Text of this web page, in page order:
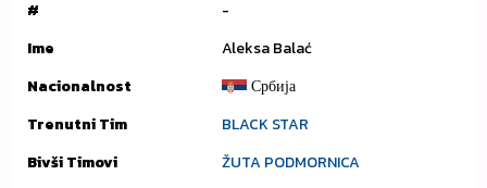
#
-
Ime
Aleksa Balać
Nacionalnost
Србија
Trenutni Tim
BLACK STAR
Bivši Timovi
ŽUTA PODMORNICA